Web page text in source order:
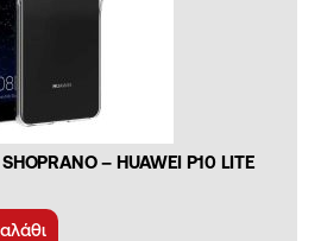
– HUAWEI P10 LITE